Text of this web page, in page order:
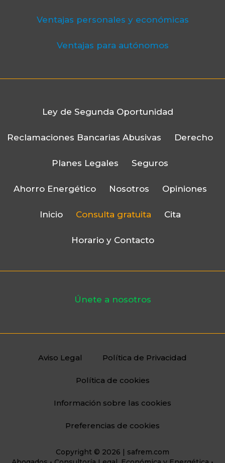
Ventajas personales y económicas
Ventajas para autónomos
Ley de Segunda Oportunidad
Reclamaciones Bancarias Abusivas Derecho
Planes Legales Seguros
Ahorro Energético Nosotros Opiniones
Inicio Consulta gratuita Cita
Horario y Contacto
Únete a nosotros
Aviso Legal Política de Privacidad
Política de cookies
Información sobre las cookies
Preferencias de cookies
Copyright © 2026 | safrem.com